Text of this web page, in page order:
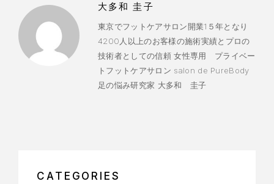
大多和 圭子
東京でフットケアサロン開業1５年となり
4200人以上のお客様の施術実績とプロの
技術者としての信頼 女性専用 プライベー
トフットケアサロン salon de PureBody
足の悩み研究家 大多和 圭子
CATEGORIES